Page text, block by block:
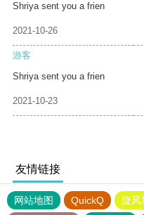
Shriya sent you a frien
2021-10-26
游客
Shriya sent you a frien
2021-10-23
友情链接
网站地图 QuickQ 旋风